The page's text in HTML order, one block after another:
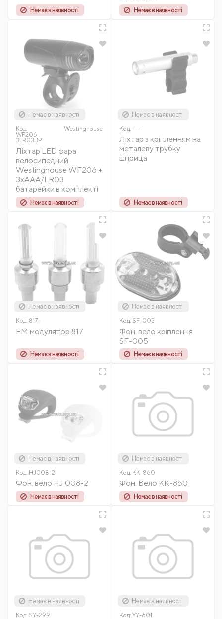
Немає в наявності Немає в наявності
Немає в наявності
Код:
WF206-
3LR03BP
Westinghousе
Ліхтар LED фара
велосипедний
Westinghouse WF206 +
3xAAA/LR03
батарейки в комплекті
Немає в наявності
Немає в наявності
Код: ---
Ліхтар з кріпленням на
металеву трубку
шприца
Немає в наявності
Немає в наявності
Код: 817-
FM модулятор 817
Немає в наявності
Немає в наявності
Код: SF-005
Фон. вело кріплення
SF-005
Немає в наявності
Немає в наявності
Код: HJ008-2
Фон. вело HJ 008-2
Немає в наявності
Немає в наявності
Код: KK-860
Фон. Вело КК-860
Немає в наявності
Немає в наявності
Код: SY-299
Немає в наявності
Код: YY-601